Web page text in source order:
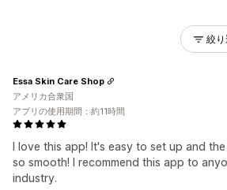
絞
I love this app! It's easy to set up and
so smooth! I recommend this app to
industry.
Essa Skin Care Shop
アメリカ合衆国
アプリの使用期間：約11時間